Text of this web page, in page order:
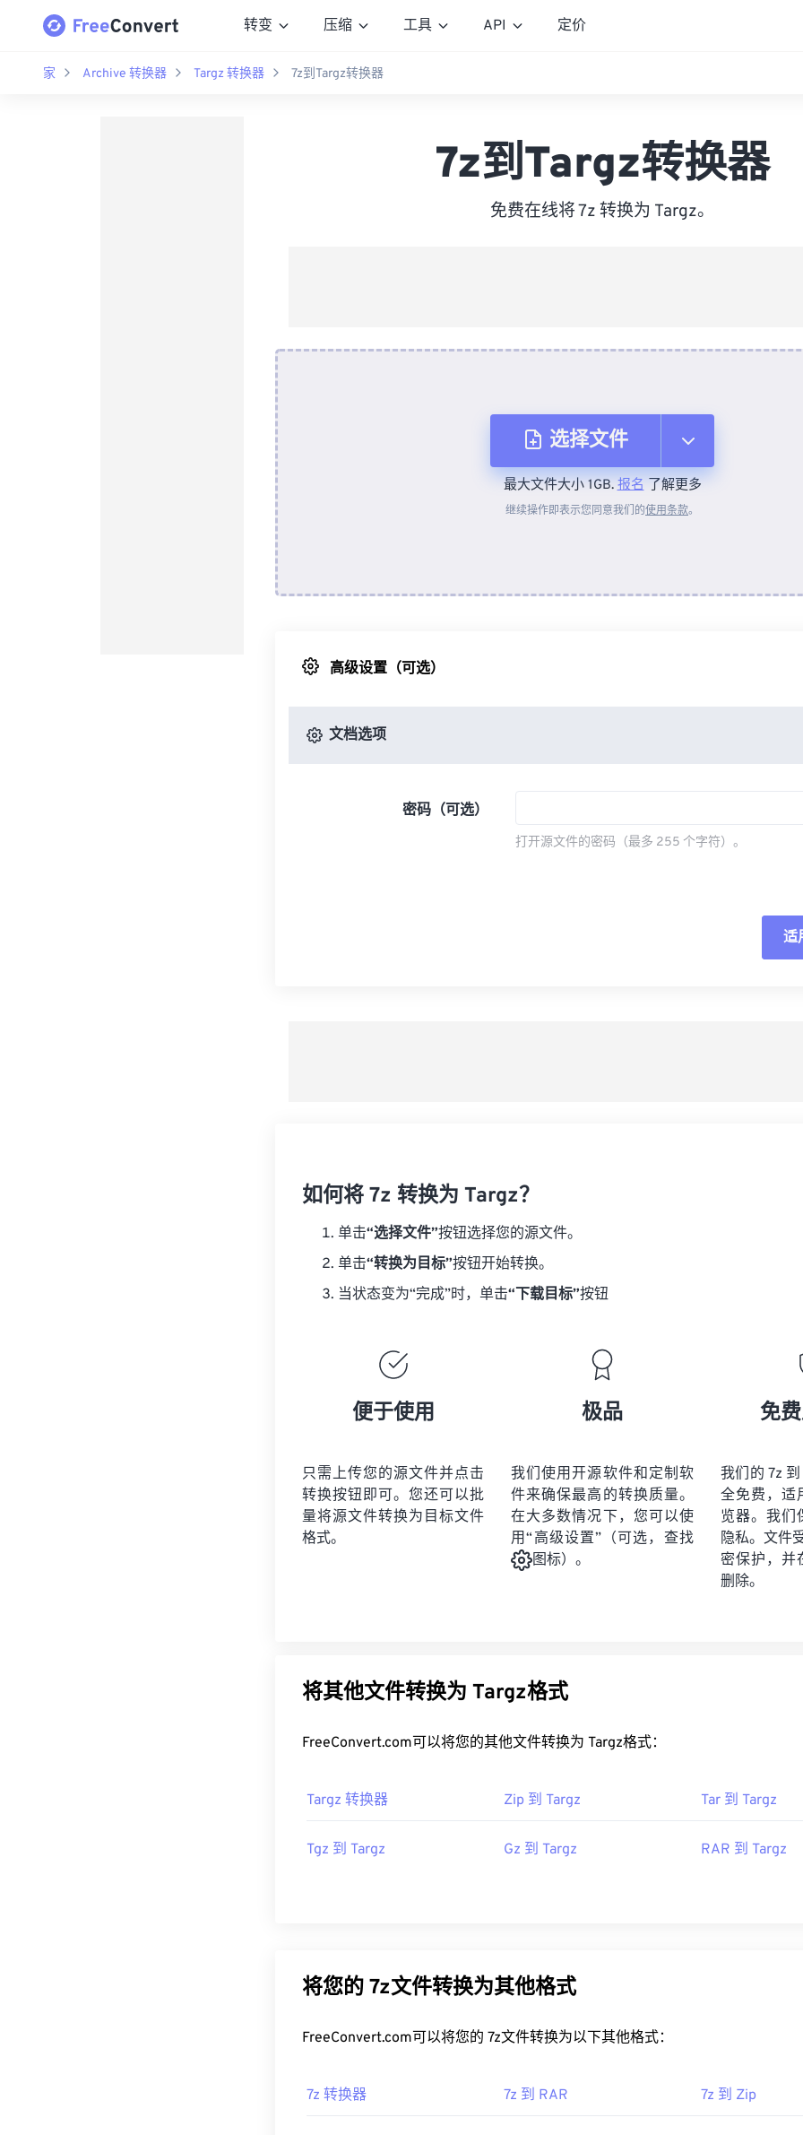
转变 压缩 工具 API 定价
家 Archive 转换器 Targz 转换器 7z到Targz转换器
7z到Targz转换器
免费在线将 7z 转换为 Targz。
选择文件
从设备
最大文件大小 1GB.报名了解更多
继续操作即表示您同意我们的使用条款。
高级设置（可选）
文档选项
密码（可选）
打开源文件的密码（最多 255 个字符）。
适
如何将 7z 转换为 Targz？
单击“选择文件”按钮选择您的源文件。
单击“转换为目标”按钮开始转换。
当状态变为“完成”时，单击“下载目标”按钮
便于使用
只需上传您的源文件并点击
转换按钮即可。您还可以批
量将源文件转换为目标文件
格式。
极品
我们使用开源软件和定制软
件来确保最高的转换质量。
在大多数情况下，您可以使
用“高级设置”（可选，查找
图标）。
免
我们的 7z
全免费，适
览器。我们
隐私。文件
密保护，并
删除。
将其他文件转换为 Targz格式
FreeConvert.com可以将您的其他文件转换为 Targz格式：
Targz 转换器 Zip 到 Targz Tar 到 Targz
Tgz 到 Targz Gz 到 Targz RAR 到 Targz
将您的 7z文件转换为其他格式
FreeConvert.com可以将您的 7z文件转换为以下其他格式：
7z 转换器 7z 到 RAR 7z 到 Zip